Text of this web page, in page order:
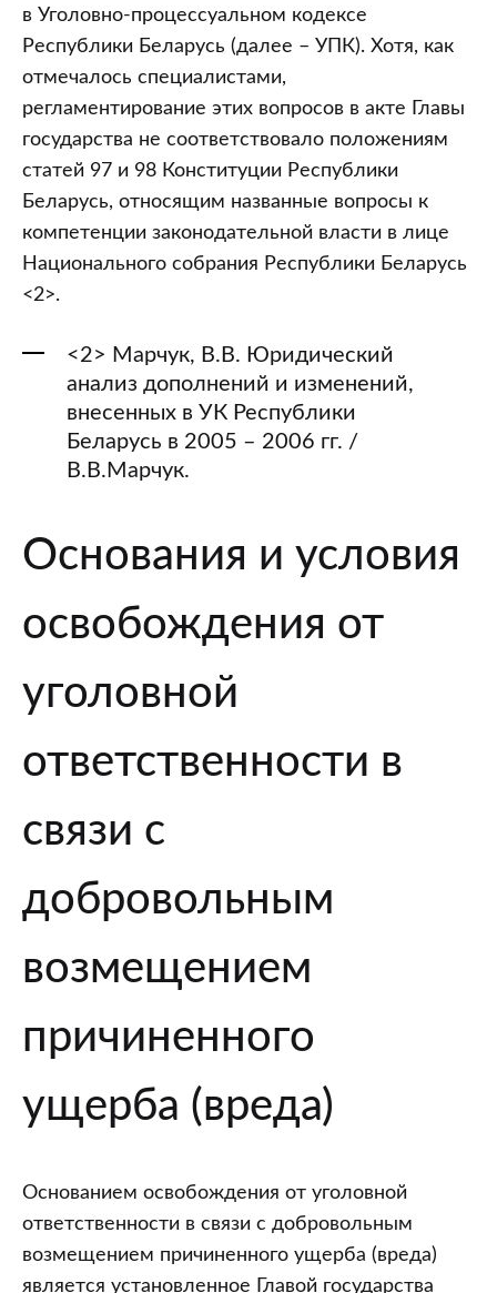
в Уголовно-процессуальном кодексе
Республики Беларусь (далее – УПК). Хотя, как
отмечалось специалистами,
регламентирование этих вопросов в акте Главы
государства не соответствовало положениям
статей 97 и 98 Конституции Республики
Беларусь, относящим названные вопросы к
компетенции законодательной власти в лице
Национального собрания Республики Беларусь
<2>.
<2> Марчук, В.В. Юридический
анализ дополнений и изменений,
внесенных в УК Республики
Беларусь в 2005 – 2006 гг. /
В.В.Марчук.
Основания и условия
освобождения от
уголовной
ответственности в
связи с
добровольным
возмещением
причиненного
ущерба (вреда)
Основанием освобождения от уголовной
ответственности в связи с добровольным
возмещением причиненного ущерба (вреда)
является установленное Главой государства